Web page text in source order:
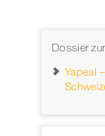
Dossier
Yapeal